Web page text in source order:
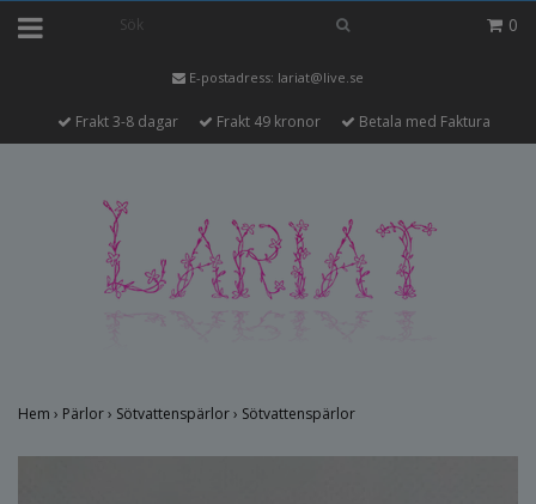
0
E-postadress: lariat@live.se
Frakt 3-8 dagar Frakt 49 kronor Betala med Faktura
Hem › Pärlor› Sötvattenspärlor› Sötvattenspärlor